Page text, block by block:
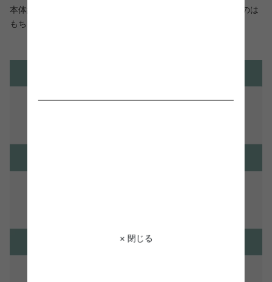
× 閉じる
本体約135gと軽量なので気軽に持ち運びが可能。室内で使うのは
もちろんキャンプやライブ、イベント事でも大活躍です。